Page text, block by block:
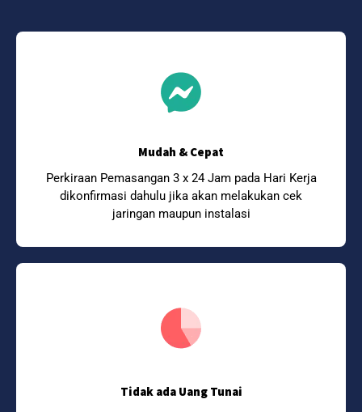
Mudah & Cepat
Perkiraan Pemasangan 3 x 24 Jam pada Hari Kerja
dikonfirmasi dahulu jika akan melakukan cek
jaringan maupun instalasi
Tidak ada Uang Tunai